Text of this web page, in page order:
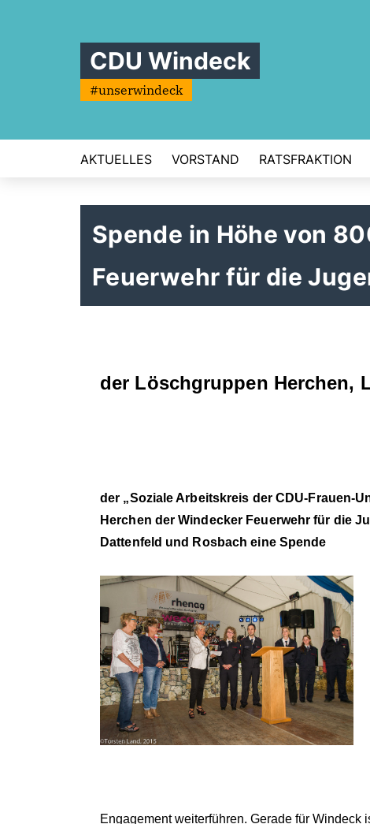
CDU Windeck
#unserwindeck
AKTUELLES VORSTAND RATSFRAKTION
Spende in Höhe von
Feuerwehr für die
der Löschgruppen Herchen,
der „Soziale Arbeitskreis der CDU-Frauen-
Herchen der Windecker Feuerwehr für die
Dattenfeld und Rosbach eine Spende
Engagement weiterführen. Gerade für Windeck